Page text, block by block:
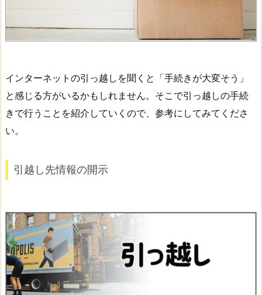
インターネットの引っ越しを聞くと「手続きが大変そう」
と感じる方がいるかもしれません。そこで引っ越しの手続
きで行うことを紹介していくので、参考にしてみてくださ
い。
引越し先情報の開示